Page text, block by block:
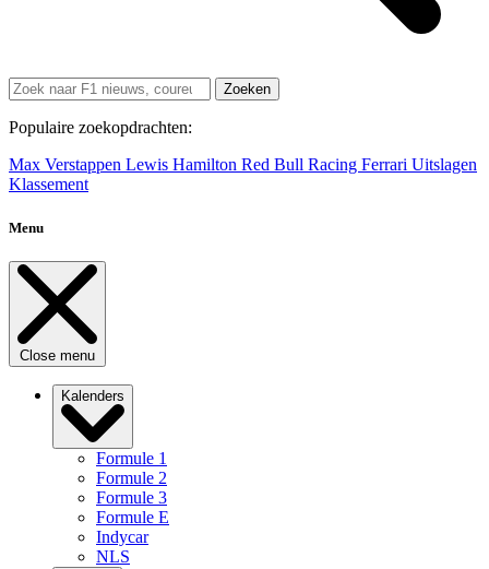
Zoeken
Populaire zoekopdrachten:
Max Verstappen Lewis Hamilton Red Bull Racing Ferrari Uitslagen
Klassement
Menu
Close menu
Kalenders
Formule 1
Formule 2
Formule 3
Formule E
Indycar
NLS